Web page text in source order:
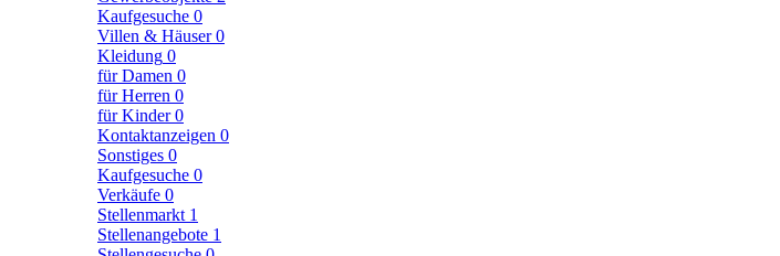
Kaufgesuche 0
Villen & Häuser0
Kleidung 0
für Damen 0
für Herren 0
für Kinder0
Kontaktanzeigen 0
Sonstiges 0
Kaufgesuche 0
Verkäufe 0
Stellenmarkt 1
Stellenangebote 1